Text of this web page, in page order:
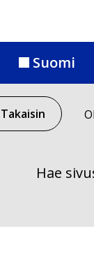
Suomi
Takaisin
Hae